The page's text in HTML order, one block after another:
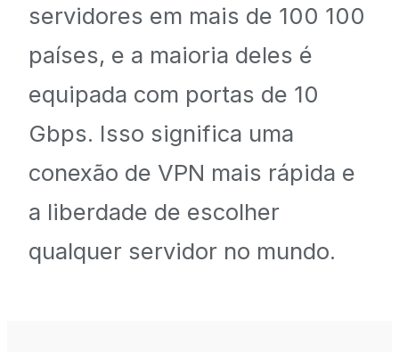
servidores em mais de 100 100
países, e a maioria deles é
equipada com portas de 10
Gbps. Isso significa uma
conexão de VPN mais rápida e
a liberdade de escolher
qualquer servidor no mundo.